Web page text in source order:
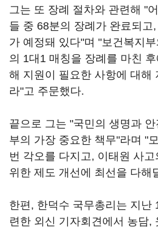
그는 또 장례 절차와 관련해 "
들 중 68분의 장례가 완료되고
가 예정돼 있다"며 "보건복지
의 1대1 매칭을 장례를 마친
해 지원이 필요한 사항에 대해
라"고 주문했다.
끝으로 그는 "국민의 생명과
부의 가장 중요한 책무"라며 "
번 각오를 다지고, 이태원 사
위한 제도 개선에 최선을 다해
한편, 한덕수 국무총리는 지난
련한 외신 기자회견에서 농담,